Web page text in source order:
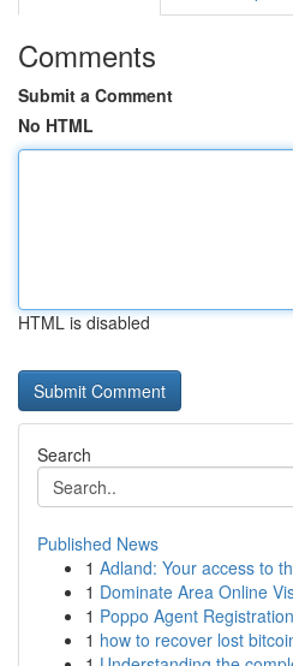
Comments
Submit a Comment
No HTML
HTML is disabled
Search
Published News
1 Adland: Your access to
1 Dominate Area Online
1 Poppo Agent
1 how to recover lost